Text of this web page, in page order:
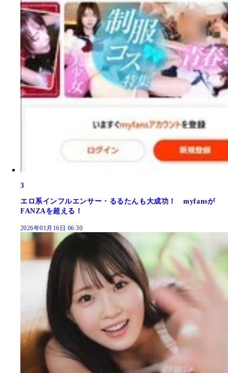
3
エロ系インフルエンサー・るるたんも大成功！ myfansが
FANZAを超える！
2026年01月16日 06:30